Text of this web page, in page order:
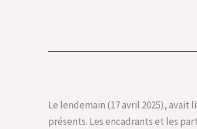
Le lendemain (17 avril 2025),
présents. Les encadrants et les